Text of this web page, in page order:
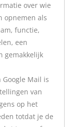
over wie
opnemen als
functie,
een
gemakkelijk
Mail is
van
op het
totdat je de